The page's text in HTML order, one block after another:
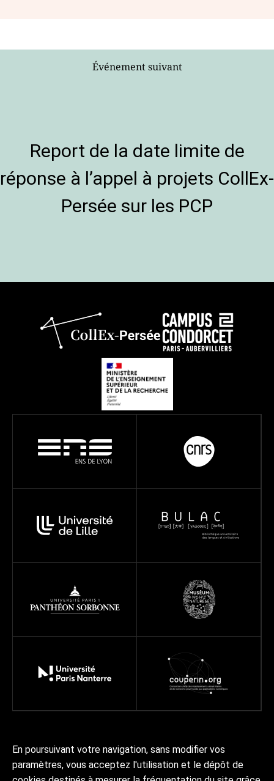
Événement suivant
Report de la date limite de
réponse à l’appel à projets CollEx-
Persée sur les PCP
RéseauProjetsRessourcesÀ propos
Actualités | AgendaContact Collex-Persée
En poursuivant votre navigation, sans modifier vos
paramètres, vous acceptez l'utilisation et le dépôt de